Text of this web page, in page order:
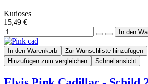
Kurioses
15,49 €
In den Warenkorb
Zur Wunschliste hinzufügen
Hinzufügen zum vergleichen
Schnellansicht